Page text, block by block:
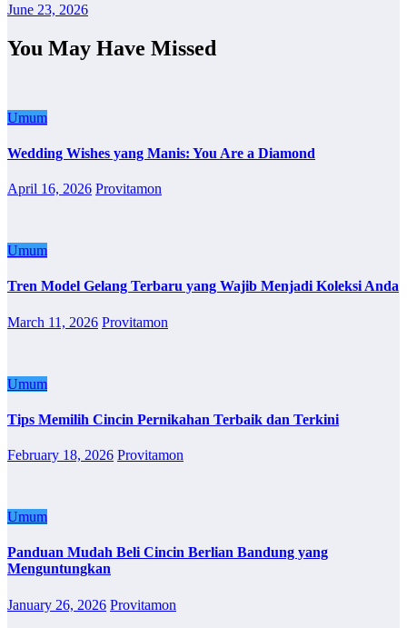
June 23, 2026
You May Have Missed
Umum
Wedding Wishes yang Manis: You Are a Diamond
April 16, 2026 Provitamon
Umum
Tren Model Gelang Terbaru yang Wajib Menjadi Koleksi Anda
March 11, 2026 Provitamon
Umum
Tips Memilih Cincin Pernikahan Terbaik dan Terkini
February 18, 2026 Provitamon
Umum
Panduan Mudah Beli Cincin Berlian Bandung yang
Menguntungkan
January 26, 2026 Provitamon